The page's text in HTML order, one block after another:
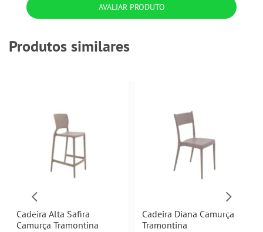
AVALIAR PRODUTO
Produtos similares
Cadeira Alta Safira
Camurça Tramontina
Cadeira Diana Camurça
Tramontina